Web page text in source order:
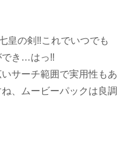
皇の剣‼これでいつでも
でき…はっ‼
サーチ範囲で実用性もあ
、ムービーパックは良調